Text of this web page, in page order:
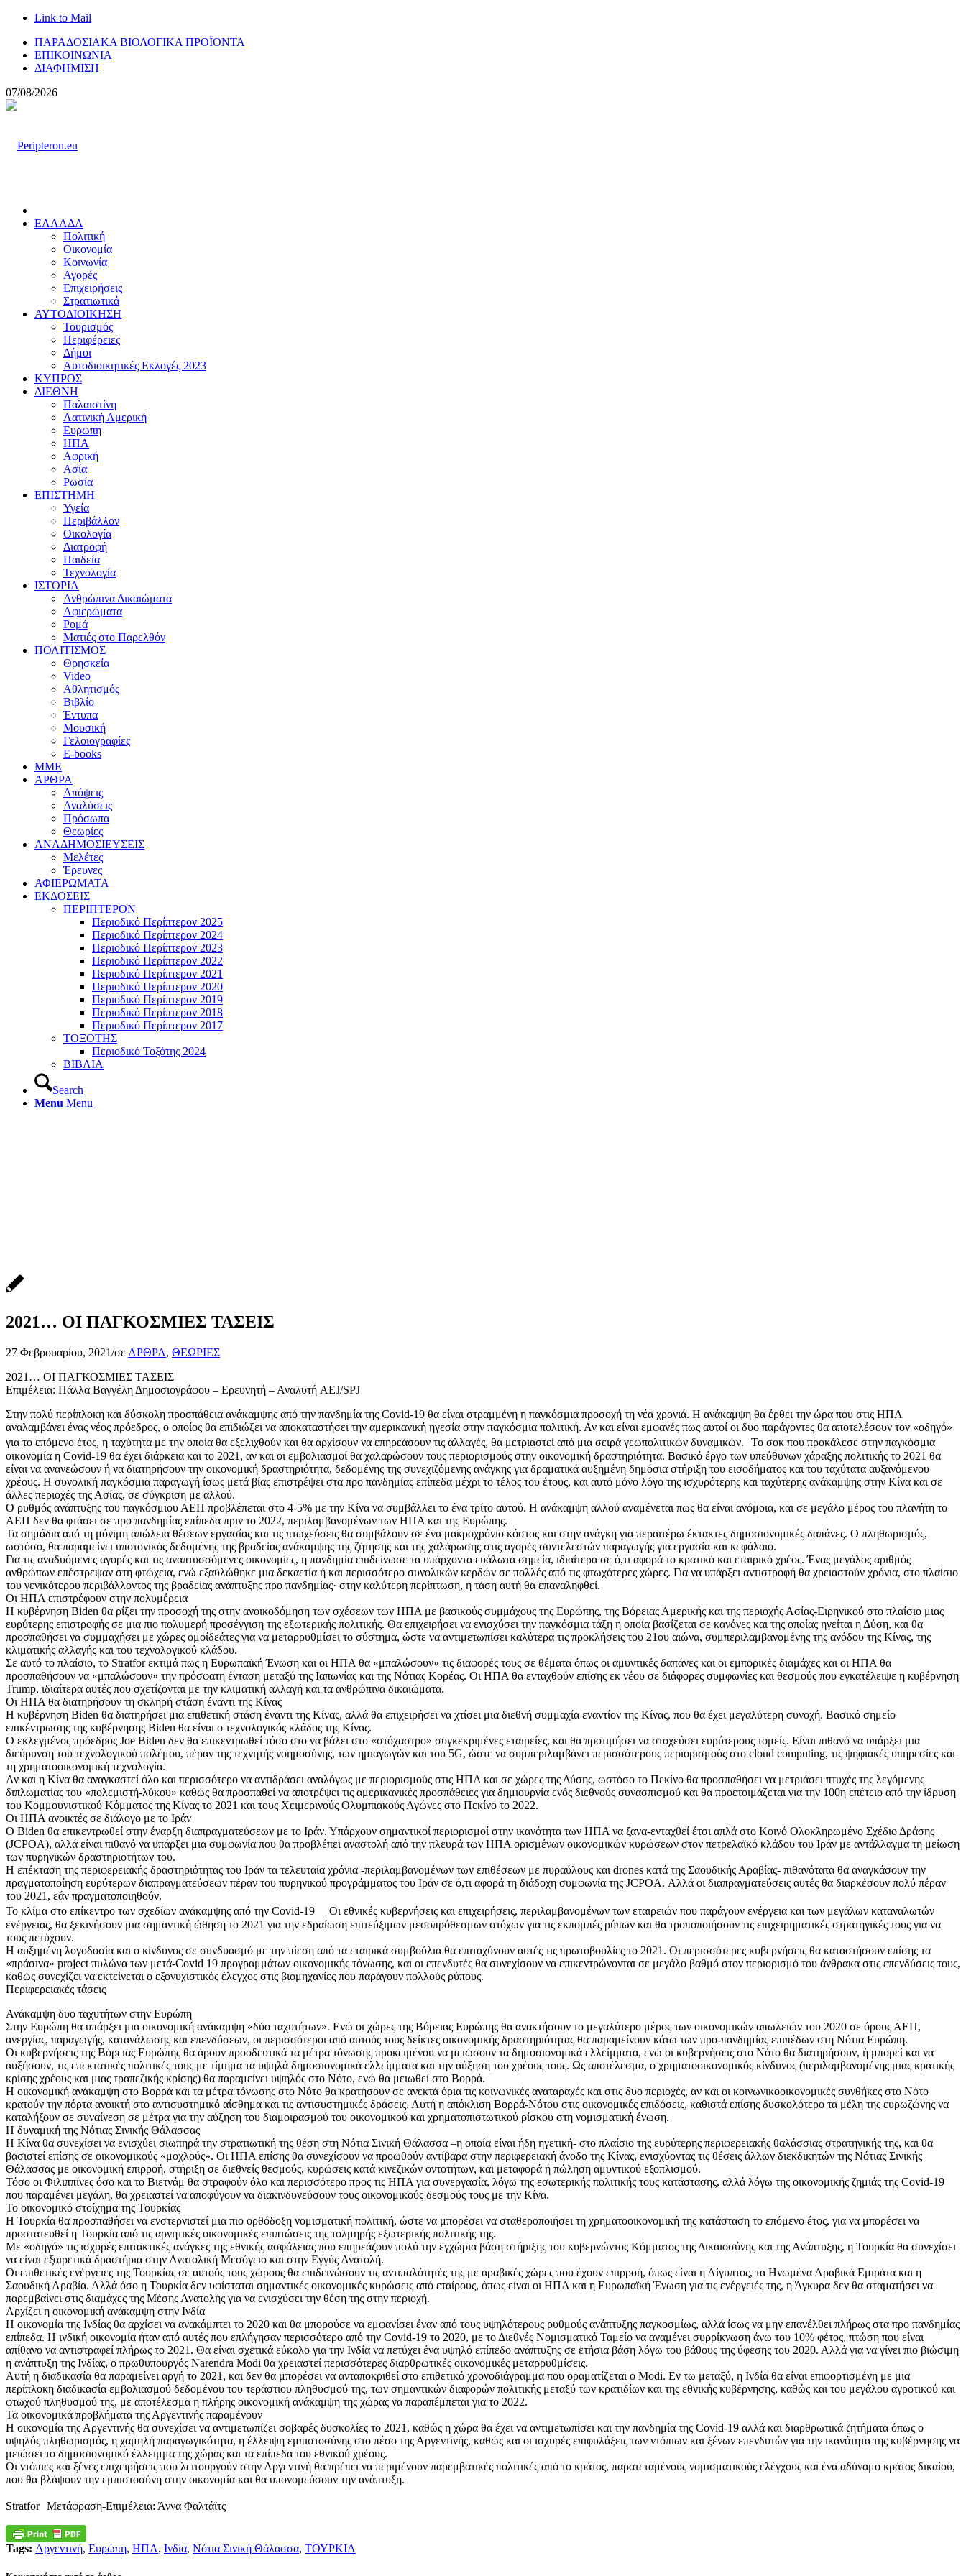
Link to Mail
ΠΑΡΑΔΟΣΙΑΚΑ ΒΙΟΛΟΓΙΚΑ ΠΡΟΪΟΝΤΑ
ΕΠΙΚΟΙΝΩΝΙΑ
ΔΙΑΦΗΜΙΣΗ
07/08/2026
ΕΛΛΑΔΑ
Πολιτική
Οικονομία
Κοινωνία
Αγορές
Επιχειρήσεις
Στρατιωτικά
ΑΥΤΟΔΙΟΙΚΗΣΗ
Τουρισμός
Περιφέρειες
Δήμοι
Αυτοδιοικητικές Εκλογές 2023
ΚΥΠΡΟΣ
ΔΙΕΘΝΗ
Παλαιστίνη
Λατινική Αμερική
Ευρώπη
ΗΠΑ
Αφρική
Ασία
Ρωσία
ΕΠΙΣΤΗΜΗ
Υγεία
Περιβάλλον
Οικολογία
Διατροφή
Παιδεία
Τεχνολογία
ΙΣΤΟΡΙΑ
Ανθρώπινα Δικαιώματα
Αφιερώματα
Ρομά
Ματιές στο Παρελθόν
ΠΟΛΙΤΙΣΜΟΣ
Θρησκεία
Video
Αθλητισμός
Βιβλίο
Έντυπα
Μουσική
Γελοιογραφίες
E-books
MME
ΑΡΘΡΑ
Απόψεις
Αναλύσεις
Πρόσωπα
Θεωρίες
ΑΝΑΔΗΜΟΣΙΕΥΣΕΙΣ
Μελέτες
Έρευνες
ΑΦΙΕΡΩΜΑΤΑ
ΕΚΔΟΣΕΙΣ
ΠΕΡΙΠΤΕΡΟΝ
Περιοδικό Περίπτερον 2025
Περιοδικό Περίπτερον 2024
Περιοδικό Περίπτερον 2023
Περιοδικό Περίπτερον 2022
Περιοδικό Περίπτερον 2021
Περιοδικό Περίπτερον 2020
Περιοδικό Περίπτερον 2019
Περιοδικό Περίπτερον 2018
Περιοδικό Περίπτερον 2017
ΤΟΞΟΤΗΣ
Περιοδικό Τοξότης 2024
ΒΙΒΛΙΑ
Search
Menu Menu
2021… ΟΙ ΠΑΓΚΟΣΜΙΕΣ ΤΑΣΕΙΣ
27 Φεβρουαρίου, 2021/σε ΑΡΘΡΑ, ΘΕΩΡΙΕΣ
2021… ΟΙ ΠΑΓΚΟΣΜΙΕΣ ΤΑΣΕΙΣ
Επιμέλεια: Πάλλα Βαγγέλη Δημοσιογράφου – Ερευνητή – Αναλυτή AEJ/SPJ
Στην πολύ περίπλοκη και δύσκολη προσπάθεια ανάκαμψης από την πανδημία της Covid-19 θα είναι στραμμένη η παγκόσμια προσοχή τη νέα χρονιά. Η ανάκαμψη θα έρθει την ώρα που στις ΗΠΑ
αναλαμβάνει ένας νέος πρόεδρος, ο οποίος θα επιδιώξει να αποκαταστήσει την αμερικανική ηγεσία στην παγκόσμια πολιτική. Αν και είναι εμφανές πως αυτοί οι δυο παράγοντες θα αποτελέσουν τον «οδηγό»
για το επόμενο έτος, η ταχύτητα με την οποία θα εξελιχθούν και θα αρχίσουν να επηρεάσουν τις αλλαγές, θα μετριαστεί από μια σειρά γεωπολιτικών δυναμικών. Το σοκ που προκάλεσε στην παγκόσμια
οικονομία η Covid-19 θα έχει διάρκεια και το 2021, αν και οι εμβολιασμοί θα χαλαρώσουν τους περιορισμούς στην οικονομική δραστηριότητα. Βασικό έργο των υπεύθυνων χάραξης πολιτικής το 2021 θα
είναι να ανανεώσουν ή να διατηρήσουν την οικονομική δραστηριότητα, δεδομένης της συνεχιζόμενης ανάγκης για δραματικά αυξημένη δημόσια στήριξη του εισοδήματος και του ταχύτατα αυξανόμενου
χρέους. Η συνολική παγκόσμια παραγωγή ίσως μετά βίας επιστρέψει στα προ πανδημίας επίπεδα μέχρι το τέλος του έτους, και αυτό μόνο λόγο της ισχυρότερης και ταχύτερης ανάκαμψης στην Κίνα και σε
άλλες περιοχές της Ασίας, σε σύγκριση με αλλού.
Ο ρυθμός ανάπτυξης του παγκόσμιου ΑΕΠ προβλέπεται στο 4-5% με την Κίνα να συμβάλλει το ένα τρίτο αυτού. Η ανάκαμψη αλλού αναμένεται πως θα είναι ανόμοια, και σε μεγάλο μέρος του πλανήτη το
ΑΕΠ δεν θα φτάσει σε προ πανδημίας επίπεδα πριν το 2022, περιλαμβανομένων των ΗΠΑ και της Ευρώπης.
Τα σημάδια από τη μόνιμη απώλεια θέσεων εργασίας και τις πτωχεύσεις θα συμβάλουν σε ένα μακροχρόνιο κόστος και στην ανάγκη για περαιτέρω έκτακτες δημοσιονομικές δαπάνες. Ο πληθωρισμός,
ωστόσο, θα παραμείνει υποτονικός δεδομένης της βραδείας ανάκαμψης της ζήτησης και της χαλάρωσης στις αγορές συντελεστών παραγωγής για εργασία και κεφάλαιο.
Για τις αναδυόμενες αγορές και τις αναπτυσσόμενες οικονομίες, η πανδημία επιδείνωσε τα υπάρχοντα ευάλωτα σημεία, ιδιαίτερα σε ό,τι αφορά το κρατικό και εταιρικό χρέος. Ένας μεγάλος αριθμός
ανθρώπων επέστρεψαν στη φτώχεια, ενώ εξαϋλώθηκε μια δεκαετία ή και περισσότερο συνολικών κερδών σε πολλές από τις φτωχότερες χώρες. Για να υπάρξει αντιστροφή θα χρειαστούν χρόνια, στο πλαίσιο
του γενικότερου περιβάλλοντος της βραδείας ανάπτυξης προ πανδημίας· στην καλύτερη περίπτωση, η τάση αυτή θα επαναληφθεί.
Οι ΗΠΑ επιστρέφουν στην πολυμέρεια
Η κυβέρνηση Biden θα ρίξει την προσοχή της στην ανοικοδόμηση των σχέσεων των ΗΠΑ με βασικούς συμμάχους της Ευρώπης, της Βόρειας Αμερικής και της περιοχής Ασίας-Ειρηνικού στο πλαίσιο μιας
ευρύτερης επιστροφής σε μια πιο πολυμερή προσέγγιση της εξωτερικής πολιτικής. Θα επιχειρήσει να ενισχύσει την παγκόσμια τάξη η οποία βασίζεται σε κανόνες και της οποίας ηγείται η Δύση, και θα
προσπαθήσει να συμμαχήσει με χώρες ομοΐδεάτες για να μεταρρυθμίσει το σύστημα, ώστε να αντιμετωπίσει καλύτερα τις προκλήσεις του 21ου αιώνα, συμπεριλαμβανομένης της ανόδου της Κίνας, της
κλιματικής αλλαγής και του τεχνολογικού κλάδου.
Σε αυτό το πλαίσιο, το Stratfor εκτιμά πως η Ευρωπαϊκή Ένωση και οι ΗΠΑ θα «μπαλώσουν» τις διαφορές τους σε θέματα όπως οι αμυντικές δαπάνες και οι εμπορικές διαμάχες και οι ΗΠΑ θα
προσπαθήσουν να «μπαλώσουν» την πρόσφατη ένταση μεταξύ της Ιαπωνίας και της Νότιας Κορέας. Οι ΗΠΑ θα ενταχθούν επίσης εκ νέου σε διάφορες συμφωνίες και θεσμούς που εγκατέλειψε η κυβέρνηση
Trump, ιδιαίτερα αυτές που σχετίζονται με την κλιματική αλλαγή και τα ανθρώπινα δικαιώματα.
Οι ΗΠΑ θα διατηρήσουν τη σκληρή στάση έναντι της Κίνας
Η κυβέρνηση Biden θα διατηρήσει μια επιθετική στάση έναντι της Κίνας, αλλά θα επιχειρήσει να χτίσει μια διεθνή συμμαχία εναντίον της Κίνας, που θα έχει μεγαλύτερη συνοχή. Βασικό σημείο
επικέντρωσης της κυβέρνησης Biden θα είναι ο τεχνολογικός κλάδος της Κίνας.
Ο εκλεγμένος πρόεδρος Joe Biden δεν θα επικεντρωθεί τόσο στο να βάλει στο «στόχαστρο» συγκεκριμένες εταιρείες, και θα προτιμήσει να στοχεύσει ευρύτερους τομείς. Είναι πιθανό να υπάρξει μια
διεύρυνση του τεχνολογικού πολέμου, πέραν της τεχνητής νοημοσύνης, των ημιαγωγών και του 5G, ώστε να συμπεριλαμβάνει περισσότερους περιορισμούς στο cloud computing, τις ψηφιακές υπηρεσίες και
τη χρηματοοικονομική τεχνολογία.
Αν και η Κίνα θα αναγκαστεί όλο και περισσότερο να αντιδράσει αναλόγως με περιορισμούς στις ΗΠΑ και σε χώρες της Δύσης, ωστόσο το Πεκίνο θα προσπαθήσει να μετριάσει πτυχές της λεγόμενης
διπλωματίας του «πολεμιστή-λύκου» καθώς θα προσπαθεί να αποτρέψει τις αμερικανικές προσπάθειες για δημιουργία ενός διεθνούς συνασπισμού και θα προετοιμάζεται για την 100η επέτειο από την ίδρυση
του Κομμουνιστικού Κόμματος της Κίνας το 2021 και τους Χειμερινούς Ολυμπιακούς Αγώνες στο Πεκίνο το 2022.
Οι ΗΠΑ ανοικτές σε διάλογο με το Ιράν
Ο Biden θα επικεντρωθεί στην έναρξη διαπραγματεύσεων με το Ιράν. Υπάρχουν σημαντικοί περιορισμοί στην ικανότητα των ΗΠΑ να ξανα-ενταχθεί έτσι απλά στο Κοινό Ολοκληρωμένο Σχέδιο Δράσης
(JCPOA), αλλά είναι πιθανό να υπάρξει μια συμφωνία που θα προβλέπει αναστολή από την πλευρά των ΗΠΑ ορισμένων οικονομικών κυρώσεων στον πετρελαϊκό κλάδου του Ιράν με αντάλλαγμα τη μείωση
των πυρηνικών δραστηριοτήτων του.
Η επέκταση της περιφερειακής δραστηριότητας του Ιράν τα τελευταία χρόνια -περιλαμβανομένων των επιθέσεων με πυραύλους και drones κατά της Σαουδικής Αραβίας- πιθανότατα θα αναγκάσουν την
πραγματοποίηση ευρύτερων διαπραγματεύσεων πέραν του πυρηνικού προγράμματος του Ιράν σε ό,τι αφορά τη διάδοχη συμφωνία της JCPOA. Αλλά οι διαπραγματεύσεις αυτές θα διαρκέσουν πολύ πέραν
του 2021, εάν πραγματοποιηθούν.
Το κλίμα στο επίκεντρο των σχεδίων ανάκαμψης από την Covid-19 Οι εθνικές κυβερνήσεις και επιχειρήσεις, περιλαμβανομένων των εταιρειών που παράγουν ενέργεια και των μεγάλων καταναλωτών
ενέργειας, θα ξεκινήσουν μια σημαντική ώθηση το 2021 για την εδραίωση επιτεύξιμων μεσοπρόθεσμων στόχων για τις εκπομπές ρύπων και θα τροποποιήσουν τις επιχειρηματικές στρατηγικές τους για να
τους πετύχουν.
Η αυξημένη λογοδοσία και ο κίνδυνος σε συνδυασμό με την πίεση από τα εταιρικά συμβούλια θα επιταχύνουν αυτές τις πρωτοβουλίες το 2021. Οι περισσότερες κυβερνήσεις θα καταστήσουν επίσης τα
«πράσινα» project πυλώνα των μετά-Covid 19 προγραμμάτων οικονομικής τόνωσης, και οι επενδυτές θα συνεχίσουν να επικεντρώνονται σε μεγάλο βαθμό στον περιορισμό του άνθρακα στις επενδύσεις τους,
καθώς συνεχίζει να εκτείνεται ο εξονυχιστικός έλεγχος στις βιομηχανίες που παράγουν πολλούς ρύπους.
Περιφερειακές τάσεις
Ανάκαμψη δυο ταχυτήτων στην Ευρώπη
Στην Ευρώπη θα υπάρξει μια οικονομική ανάκαμψη «δύο ταχυτήτων». Ενώ οι χώρες της Βόρειας Ευρώπης θα ανακτήσουν το μεγαλύτερο μέρος των οικονομικών απωλειών του 2020 σε όρους ΑΕΠ,
ανεργίας, παραγωγής, κατανάλωσης και επενδύσεων, οι περισσότεροι από αυτούς τους δείκτες οικονομικής δραστηριότητας θα παραμείνουν κάτω των προ-πανδημίας επιπέδων στη Νότια Ευρώπη.
Οι κυβερνήσεις της Βόρειας Ευρώπης θα άρουν προοδευτικά τα μέτρα τόνωσης προκειμένου να μειώσουν τα δημοσιονομικά ελλείμματα, ενώ οι κυβερνήσεις στο Νότο θα διατηρήσουν, ή μπορεί και να
αυξήσουν, τις επεκτατικές πολιτικές τους με τίμημα τα υψηλά δημοσιονομικά ελλείμματα και την αύξηση του χρέους τους. Ως αποτέλεσμα, ο χρηματοοικονομικός κίνδυνος (περιλαμβανομένης μιας κρατικής
κρίσης χρέους και μιας τραπεζικής κρίσης) θα παραμείνει υψηλός στο Νότο, ενώ θα μειωθεί στο Βορρά.
Η οικονομική ανάκαμψη στο Βορρά και τα μέτρα τόνωσης στο Νότο θα κρατήσουν σε ανεκτά όρια τις κοινωνικές αναταραχές και στις δυο περιοχές, αν και οι κοινωνικοοικονομικές συνθήκες στο Νότο
κρατούν την πόρτα ανοικτή στο αντισυστημικό αίσθημα και τις αντισυστημικές δράσεις. Αυτή η απόκλιση Βορρά-Νότου στις οικονομικές επιδόσεις, καθιστά επίσης δυσκολότερο τα μέλη της ευρωζώνης να
καταλήξουν σε συναίνεση σε μέτρα για την αύξηση του διαμοιρασμού του οικονομικού και χρηματοπιστωτικού ρίσκου στη νομισματική ένωση.
Η δυναμική της Νότιας Σινικής Θάλασσας
Η Κίνα θα συνεχίσει να ενισχύει σιωπηρά την στρατιωτική της θέση στη Νότια Σινική Θάλασσα –η οποία είναι ήδη ηγετική- στο πλαίσιο της ευρύτερης περιφερειακής θαλάσσιας στρατηγικής της, και θα
βασιστεί επίσης σε οικονομικούς «μοχλούς». Οι ΗΠΑ επίσης θα συνεχίσουν να προωθούν αντίβαρα στην περιφερειακή άνοδο της Κίνας, ενισχύοντας τις θέσεις άλλων διεκδικητών της Νότιας Σινικής
Θάλασσας με οικονομική επιρροή, στήριξη σε διεθνείς θεσμούς, κυρώσεις κατά κινεζικών οντοτήτων, και μεταφορά ή πώληση αμυντικού εξοπλισμού.
Τόσο οι Φιλιππίνες όσο και το Βιετνάμ θα στραφούν όλο και περισσότερο προς τις ΗΠΑ για συνεργασία, λόγω της εσωτερικής πολιτικής τους κατάστασης, αλλά λόγω της οικονομικής ζημιάς της Covid-19
που παραμένει μεγάλη, θα χρειαστεί να αποφύγουν να διακινδυνεύσουν τους οικονομικούς δεσμούς τους με την Κίνα.
Το οικονομικό στοίχημα της Τουρκίας
Η Τουρκία θα προσπαθήσει να ενστερνιστεί μια πιο ορθόδοξη νομισματική πολιτική, ώστε να μπορέσει να σταθεροποιήσει τη χρηματοοικονομική της κατάσταση το επόμενο έτος, για να μπορέσει να
προστατευθεί η Τουρκία από τις αρνητικές οικονομικές επιπτώσεις της τολμηρής εξωτερικής πολιτικής της.
Με «οδηγό» τις ισχυρές επιτακτικές ανάγκες της εθνικής ασφάλειας που επηρεάζουν πολύ την εγχώρια βάση στήριξης του κυβερνώντος Κόμματος της Δικαιοσύνης και της Ανάπτυξης, η Τουρκία θα συνεχίσει
να είναι εξαιρετικά δραστήρια στην Ανατολική Μεσόγειο και στην Εγγύς Ανατολή.
Οι επιθετικές ενέργειες της Τουρκίας σε αυτούς τους χώρους θα επιδεινώσουν τις αντιπαλότητές της με αραβικές χώρες που έχουν επιρροή, όπως είναι η Αίγυπτος, τα Ηνωμένα Αραβικά Εμιράτα και η
Σαουδική Αραβία. Αλλά όσο η Τουρκία δεν υφίσταται σημαντικές οικονομικές κυρώσεις από εταίρους, όπως είναι οι ΗΠΑ και η Ευρωπαϊκή Ένωση για τις ενέργειές της, η Άγκυρα δεν θα σταματήσει να
παρεμβαίνει στις διαμάχες της Μέσης Ανατολής για να ενισχύσει την θέση της στην περιοχή.
Αρχίζει η οικονομική ανάκαμψη στην Ινδία
Η οικονομία της Ινδίας θα αρχίσει να ανακάμπτει το 2020 και θα μπορούσε να εμφανίσει έναν από τους υψηλότερους ρυθμούς ανάπτυξης παγκοσμίως, αλλά ίσως να μην επανέλθει πλήρως στα προ πανδημίας
επίπεδα. Η ινδική οικονομία ήταν από αυτές που επλήγησαν περισσότερο από την Covid-19 το 2020, με το Διεθνές Νομισματικό Ταμείο να αναμένει συρρίκνωση άνω του 10% φέτος, πτώση που είναι
απίθανο να αντιστραφεί πλήρως το 2021. Θα είναι σχετικά εύκολο για την Ινδία να πετύχει ένα υψηλό επίπεδο ανάπτυξης σε ετήσια βάση λόγω του βάθους της ύφεσης του 2020. Αλλά για να γίνει πιο βιώσιμη
η ανάπτυξη της Ινδίας, ο πρωθυπουργός Narendra Modi θα χρειαστεί περισσότερες διαρθρωτικές οικονομικές μεταρρυθμίσεις.
Αυτή η διαδικασία θα παραμείνει αργή το 2021, και δεν θα μπορέσει να ανταποκριθεί στο επιθετικό χρονοδιάγραμμα που οραματίζεται ο Modi. Εν τω μεταξύ, η Ινδία θα είναι επιφoρτισμένη με μια
περίπλοκη διαδικασία εμβολιασμού δεδομένου του τεράστιου πληθυσμού της, των σημαντικών διαφορών πολιτικής μεταξύ των κρατιδίων και της εθνικής κυβέρνησης, καθώς και του μεγάλου αγροτικού και
φτωχού πληθυσμού της, με αποτέλεσμα η πλήρης οικονομική ανάκαμψη της χώρας να παραπέμπεται για το 2022.
Τα οικονομικά προβλήματα της Αργεντινής παραμένουν
Η οικονομία της Αργεντινής θα συνεχίσει να αντιμετωπίζει σοβαρές δυσκολίες το 2021, καθώς η χώρα θα έχει να αντιμετωπίσει και την πανδημία της Covid-19 αλλά και διαρθρωτικά ζητήματα όπως ο
υψηλός πληθωρισμός, η χαμηλή παραγωγικότητα, η έλλειψη εμπιστοσύνης στο πέσο της Αργεντινής, καθώς και οι ισχυρές επιφυλάξεις των ντόπιων και ξένων επενδυτών για την ικανότητα της κυβέρνησης να
μειώσει το δημοσιονομικό έλλειμμα της χώρας και τα επίπεδα του εθνικού χρέους.
Οι ντόπιες και ξένες επιχειρήσεις που λειτουργούν στην Αργεντινή θα πρέπει να περιμένουν παρεμβατικές πολιτικές από το κράτος, παρατεταμένους νομισματικούς ελέγχους και ένα αδύναμο κράτος δικαίου,
που θα βλάψουν την εμπιστοσύνη στην οικονομία και θα υπονομεύσουν την ανάπτυξη.
Stratfor Μετάφραση-Επιμέλεια: Άννα Φαλτάϊτς
Tags: Αργεντινή, Ευρώπη, ΗΠΑ, Ινδία, Νότια Σινική Θάλασσα, ΤΟΥΡΚΙΑ